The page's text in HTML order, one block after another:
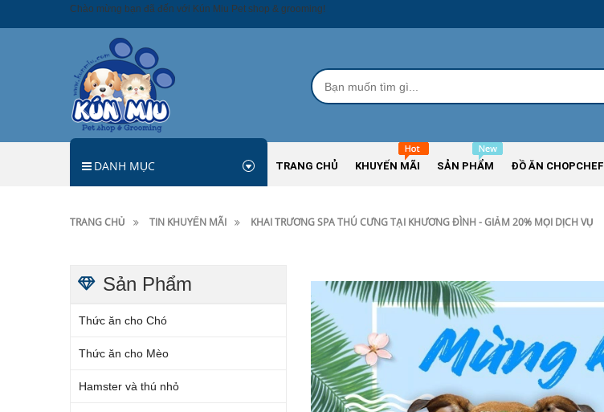
Chào mừng bạn đã đến với Kún Miu Pet shop & grooming!
DANH MỤC TRANG CHỦ KHUYẾN MÃI SẢN PHẨM ĐỒ ĂN CHOPCHEF
TRANG CHỦ TIN KHUYẾN MÃI KHAI TRƯƠNG SPA THÚ CƯNG TẠI KHƯƠNG ĐÌNH - GIẢM 20% MỌI DỊCH VỤ
Sản Phẩm
Thức ăn cho Chó
Thức ăn cho Mèo
Hamster và thú nhỏ